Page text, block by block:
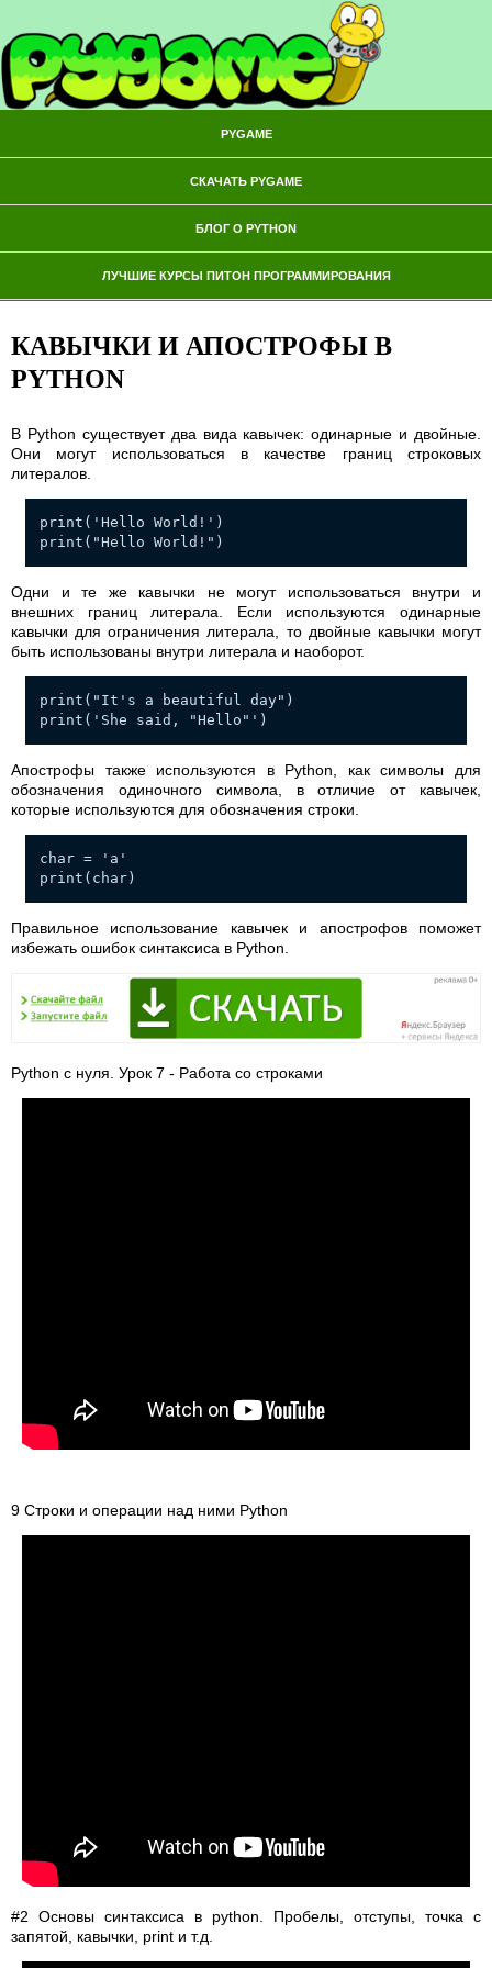
PYGAME
СКАЧАТЬ PYGAME
БЛОГ О PYTHON
ЛУЧШИЕ КУРСЫ ПИТОН ПРОГРАММИРОВАНИЯ
КАВЫЧКИ И АПОСТРОФЫ В
PYTHON
В Python существует два вида кавычек: одинарные и двойные.
Они могут использоваться в качестве границ строковых
литералов.
print('Hello World!')
print("Hello World!")
Одни и те же кавычки не могут использоваться внутри и
внешних границ литерала. Если используются одинарные
кавычки для ограничения литерала, то двойные кавычки могут
быть использованы внутри литерала и наоборот.
print("It's a beautiful day")
print('She said, "Hello"')
Апострофы также используются в Python, как символы для
обозначения одиночного символа, в отличие от кавычек,
которые используются для обозначения строки.
char = 'a'
print(char)
Правильное использование кавычек и апострофов поможет
избежать ошибок синтаксиса в Python.
Python с нуля. Урок 7 - Работа со строками
9 Cтроки и операции над ними Python
#2 Основы синтаксиса в python. Пробелы, отступы, точка с
запятой, кавычки, print и т.д.